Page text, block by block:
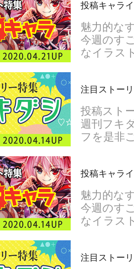
投稿キャラ
魅力的な
今週のす
なイラス
注目ストー
投稿スト
週刊フキ
フを是非
投稿キャラ
魅力的な
今週のす
なイラス
注目ストー